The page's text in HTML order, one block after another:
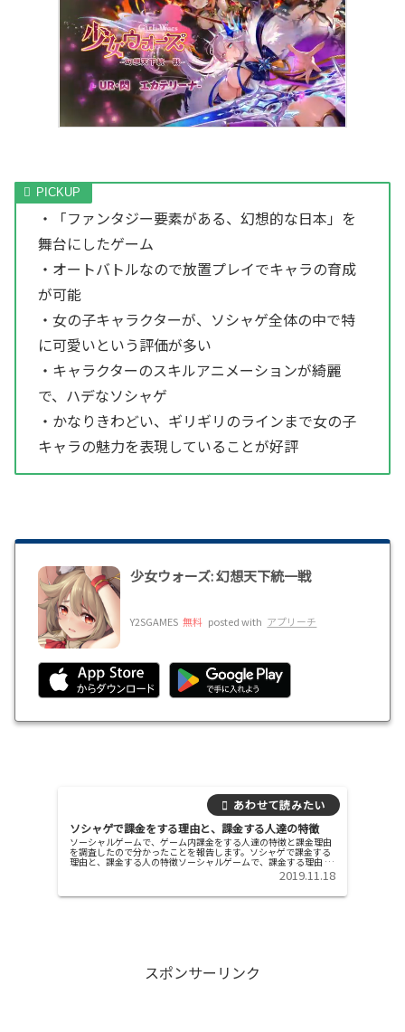
・「ファンタジー要素がある、幻想的な日本」を
舞台にしたゲーム
・オートバトルなので放置プレイでキャラの育成
が可能
・女の子キャラクターが、ソシャゲ全体の中で特
に可愛いという評価が多い
・キャラクターのスキルアニメーションが綺麗
で、ハデなソシャゲ
・かなりきわどい、ギリギリのラインまで女の子
キャラの魅力を表現していることが好評
少女ウォーズ: 幻想天下統一戦
Y2SGAMES 無料 posted with アプリーチ
ソシャゲで課金をする理由と、課金する人達の特徴
ソーシャルゲームで、ゲーム内課金をする人達の特徴と課金理由
を調査したので分かったことを報告します。ソシャゲで課金する
理由と、課金する人の特徴ソーシャルゲームで、課金する理由 課
金することで、レアカードの当選確率が高い特別なタイプのガチ
2019.11.18
スポンサーリンク